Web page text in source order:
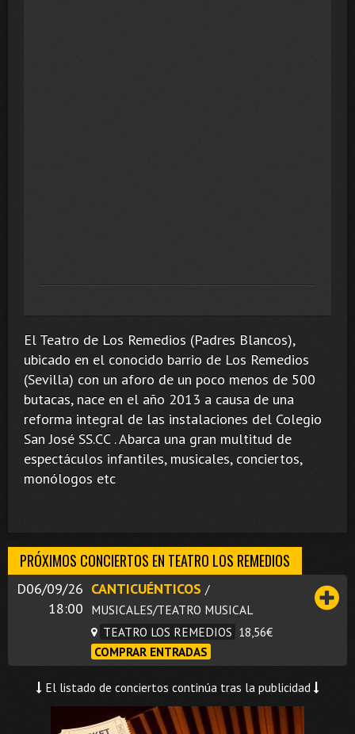
El Teatro de Los Remedios (Padres Blancos),
ubicado en el conocido barrio de Los Remedios
(Sevilla) con un aforo de un poco menos de 500
butacas, nace en el año 2013 a causa de una
reforma integral de las instalaciones del Colegio
San José SS.CC . Abarca una gran multitud de
espectáculos infantiles, musicales, conciertos,
monólogos etc
PRÓXIMOS CONCIERTOS EN TEATRO LOS REMEDIOS
D06/09/26
18:00
CANTICUÉNTICOS /
MUSICALES/TEATRO MUSICAL
TEATRO LOS REMEDIOS 18,56€
COMPRAR ENTRADAS
El listado de conciertos continúa tras la publicidad